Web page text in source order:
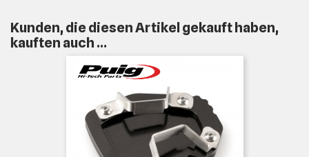
Kunden, die diesen Artikel gekauft haben,
kauften auch ...